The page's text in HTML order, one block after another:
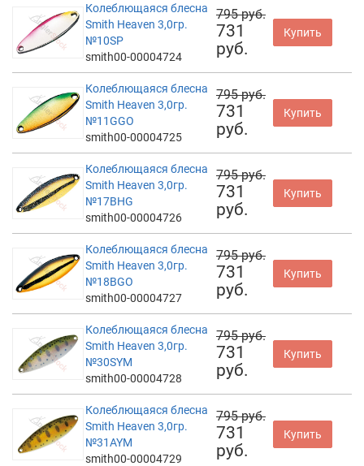
Колеблющаяся блесна
Smith Heaven 3,0гр.
№10SP
smith00-00004724
795 руб.
731
руб.
Купить
Колеблющаяся блесна
Smith Heaven 3,0гр.
№11GGO
smith00-00004725
795 руб.
731
руб.
Купить
Колеблющаяся блесна
Smith Heaven 3,0гр.
№17BHG
smith00-00004726
795 руб.
731
руб.
Купить
Колеблющаяся блесна
Smith Heaven 3,0гр.
№18BGO
smith00-00004727
795 руб.
731
руб.
Купить
Колеблющаяся блесна
Smith Heaven 3,0гр.
№30SYM
smith00-00004728
795 руб.
731
руб.
Купить
Колеблющаяся блесна
Smith Heaven 3,0гр.
№31AYM
smith00-00004729
795 руб.
731
руб.
Купить